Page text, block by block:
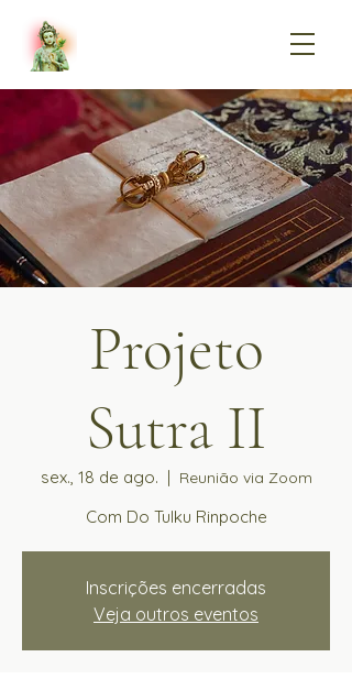
Projeto
Sutra II
sex., 18 de ago.
  |
Reunião via Zoom
Com Do Tulku Rinpoche
Inscrições encerradas
Veja outros eventos